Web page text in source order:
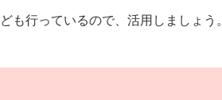
も行っているので、活用しましょう